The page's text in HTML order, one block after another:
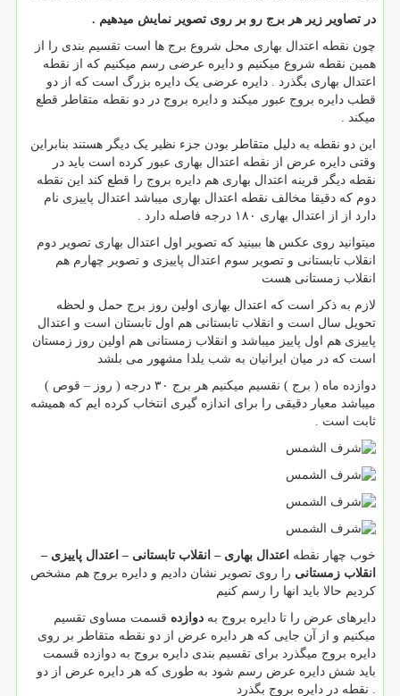
در تصاویر زیر هر برج رو بر روی تصویر نمایش میدهیم .
چون نقطه اعتدال بهاری محل شروع برج ها است تقسیم بندی را از
همین نقطه شروع میکنیم و دایره عرضی رسم میکنیم که از نقطه
اعتدال بهاری بگذرد . دایره عرضی یک دایره بزرگ است که از دو
قطب دایره بروج عبور میکند و دایره بروج در دو نقطه متقاطر قطع
میکند .
این دو نقطه به دلیل متقاطر بودن جزء نظیر یک دیگر هستند بنابراین
وقتی دایره عرض از نقطه اعتدال بهاری عبور کرده است باید در
نقطه دیگر قرینه اعتدال بهاری هم دایره بروج را قطع کند این نقطه
دوم که دقیقا مخالف نقطه اعتدال بهاری میباشد اعتدال پاییزی نام
دارد از از اعتدال بهاری ۱۸۰ درجه فاصله دارد .
میتوانید روی عکس ها ببینید که تصویر اول اعتدال بهاری تصویر دوم
انقلاب تابستانی و تصویر سوم اعتدال پاییزی و تصویر چهارم هم
انقلاب زمستانی هست
لازم به ذکر است که اعتدال بهاری اولین روز برج حمل و لحظه
تحویل سال است و انقلاب تابستانی هم اول تابستان است و اعتدال
پاییزی هم اول پاییز میباشد و انقلاب زمستانی هم اولین روز زمستان
است که در میان ایرانیان به شب یلدا مشهور می بلشد
دوازده ماه ( برج ) نقسیم میکنیم هر برج ۳۰ درجه ( روز – قوص )
میباشد معیار دقیقی را برای اندازه گیری انتخاب کرده ایم که همیشه
ثابت است .
خوب چهار نقطه اعتدال بهاری – انقلاب تابستانی – اعتدال پاییزی –
انقلاب زمستانی را روی تصویر نشان دادیم و دایره بروج هم مشخص
کردیم حالا باید انها را رسم کنیم
دایرهای عرض را تا دایره بروج به دوازده قسمت مساوی تقسیم
میکنیم و از آن جایی که هر دایره عرض از دو نقطه متقاطر بر روی
دایره بروج میگذرد برای تقسیم بندی دایره بروج به دوازده قسمت
باید شش دایره عرض رسم شود به طوری که هر دایره عرض از دو